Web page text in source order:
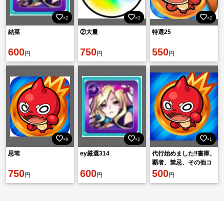
×2
結菜
600円
×3
②大量
750円
×2
特選25
550円
×9
思苇
750円
×2
ey厳選314
600円
×1
代行始めました‼️書庫、
覇者、禁忌、その他コ
ンテンツ対応！
500円